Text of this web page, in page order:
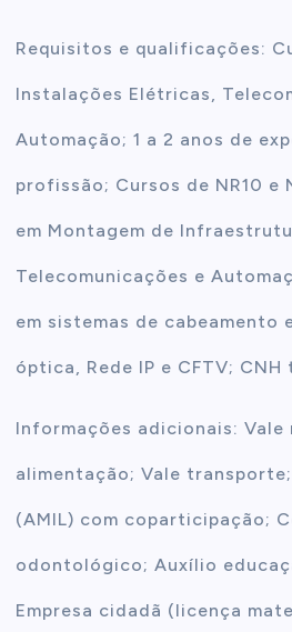
Requisitos e qualificações:
Instalações Elétricas,
Automação; 1 a 2 anos de
profissão; Cursos de NR10 e
em Montagem de
Telecomunicações e
em sistemas de cabeamento
óptica, Rede IP e CFTV; CNH
Informações adicionais: Vale
alimentação; Vale
(AMIL) com coparticipação;
odontológico; Auxílio
Empresa cidadã (licença